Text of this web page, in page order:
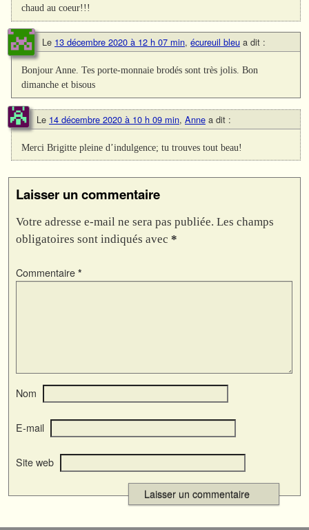
chaud au coeur!!!
Le 13 décembre 2020 à 12 h 07 min, écureuil bleu a dit :
Bonjour Anne. Tes porte-monnaie brodés sont très jolis. Bon
dimanche et bisous
Le 14 décembre 2020 à 10 h 09 min, Anne a dit :
Merci Brigitte pleine d’indulgence; tu trouves tout beau!
Laisser un commentaire
Votre adresse e-mail ne sera pas publiée. Les champs
obligatoires sont indiqués avec *
Commentaire *
Nom
E-mail
Site web